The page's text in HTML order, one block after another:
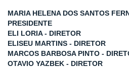
MARIA HELENA DOS SANTOS
PRESIDENTE
ELI LORIA - DIRETOR
ELISEU MARTINS - DIRETOR
MARCOS BARBOSA PINTO -
OTAVIO YAZBEK - DIRETOR